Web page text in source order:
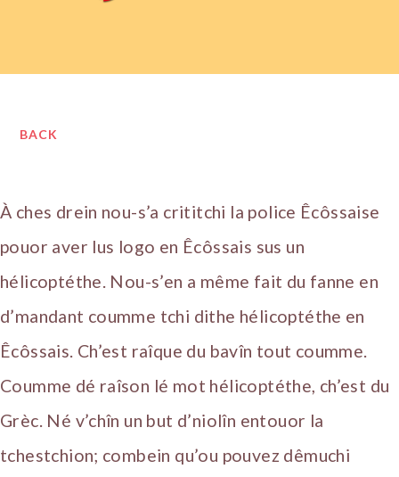
BACK
À ches drein nou-s’a crititchi la police Êcôssaise
pouor aver lus logo en Êcôssais sus un
hélicoptéthe. Nou-s’en a même fait du fanne en
d’mandant coumme tchi dithe hélicoptéthe en
Êcôssais. Ch’est raîque du bavîn tout coumme.
Coumme dé raîson lé mot hélicoptéthe, ch’est du
Grèc. Né v’chîn un but d’niolîn entouor la
tchestchion; combein qu’ou pouvez dêmuchi